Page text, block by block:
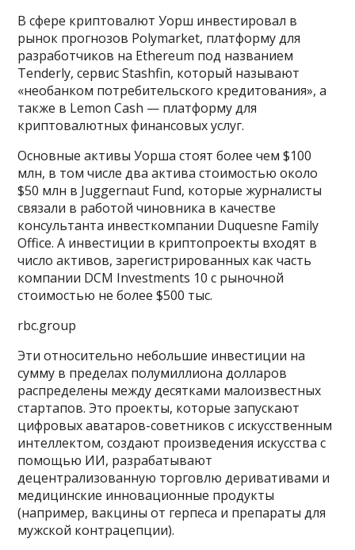
В сфере криптовалют Уорш инвестировал в
рынок прогнозов Polymarket, платформу для
разработчиков на Ethereum под названием
Tenderly, сервис Stashfin, который называют
«необанком потребительского кредитования», а
также в Lemon Cash — платформу для
криптовалютных финансовых услуг.
Основные активы Уорша стоят более чем $100
млн, в том числе два актива стоимостью около
$50 млн в Juggernaut Fund, которые журналисты
связали в работой чиновника в качестве
консультанта инвесткомпании Duquesne Family
Office. А инвестиции в криптопроекты входят в
число активов, зарегистрированных как часть
компании DCM Investments 10 с рыночной
стоимостью не более $500 тыс.
rbc.group
Эти относительно небольшие инвестиции на
сумму в пределах полумиллиона долларов
распределены между десятками малоизвестных
стартапов. Это проекты, которые запускают
цифровых аватаров-советников с искусственным
интеллектом, создают произведения искусства с
помощью ИИ, разрабатывают
децентрализованную торговлю деривативами и
медицинские инновационные продукты
(например, вакцины от герпеса и препараты для
мужской контрацепции).